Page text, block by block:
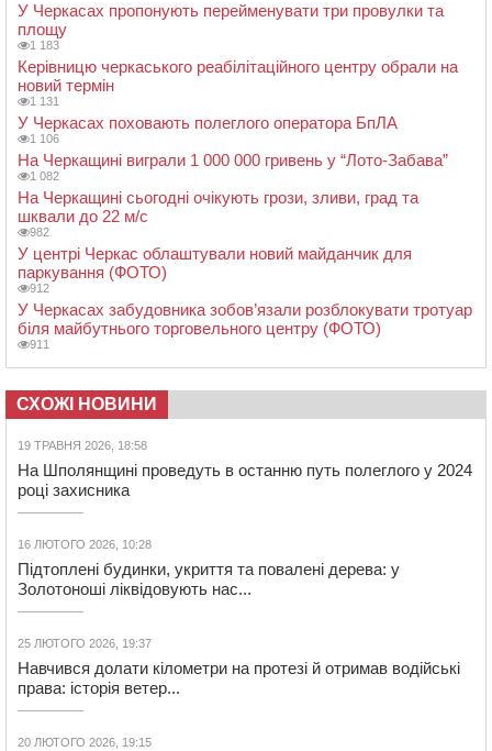
У Черкасах пропонують перейменувати три провулки та
площу
1 183
Керівницю черкаського реабілітаційного центру обрали на
новий термін
1 131
У Черкасах поховають полеглого оператора БпЛА
1 106
На Черкащині виграли 1 000 000 гривень у “Лото-Забава”
1 082
На Черкащині сьогодні очікують грози, зливи, град та
шквали до 22 м/с
982
У центрі Черкас облаштували новий майданчик для
паркування (ФОТО)
912
У Черкасах забудовника зобов’язали розблокувати тротуар
біля майбутнього торговельного центру (ФОТО)
911
СХОЖІ НОВИНИ
19 ТРАВНЯ 2026, 18:58
На Шполянщині проведуть в останню путь полеглого у 2024
році захисника
16 ЛЮТОГО 2026, 10:28
Підтоплені будинки, укриття та повалені дерева: у
Золотоноші ліквідовують нас...
25 ЛЮТОГО 2026, 19:37
Навчився долати кілометри на протезі й отримав водійські
права: історія ветер...
20 ЛЮТОГО 2026, 19:15